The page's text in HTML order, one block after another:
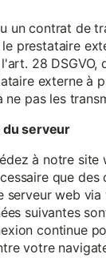
un contrat de
prestataire
28 DSGVO,
externe à
ne pas les
du serveur
à notre site
que des
serveur web
suivantes
continue
votre